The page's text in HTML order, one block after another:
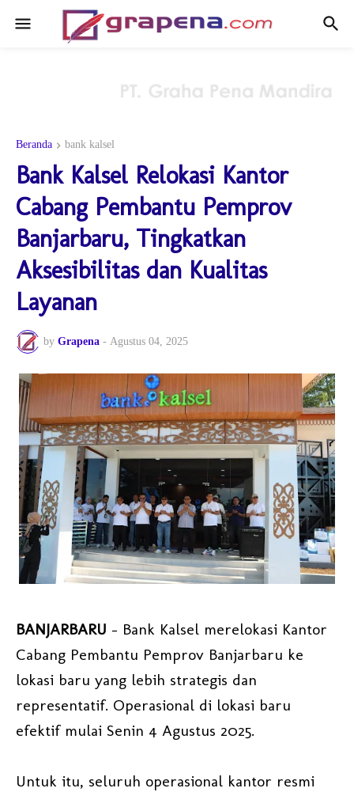
Beranda bank kalsel
Bank Kalsel Relokasi Kantor
Cabang Pembantu Pemprov
Banjarbaru, Tingkatkan
Aksesibilitas dan Kualitas
Layanan
by Grapena - Agustus 04, 2025
BANJARBARU – Bank Kalsel merelokasi Kantor
Cabang Pembantu Pemprov Banjarbaru ke
lokasi baru yang lebih strategis dan
representatif. Operasional di lokasi baru
efektif mulai Senin 4 Agustus 2025.
Untuk itu, seluruh operasional kantor resmi